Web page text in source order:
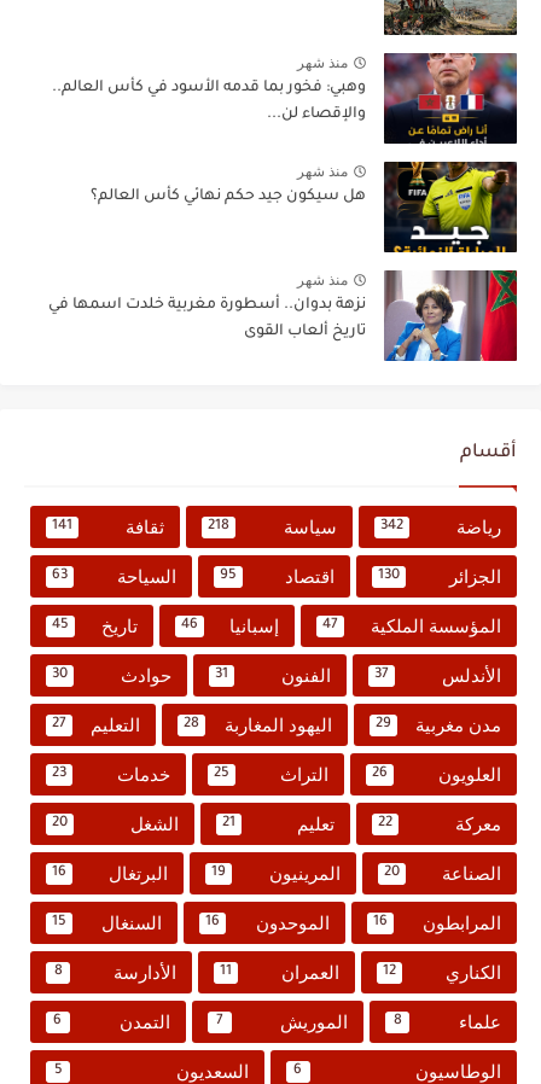
منذ شهر
وهبي: فخور بما قدمه الأسود في كأس العالم..
والإقصاء لن...
منذ شهر
هل سيكون جيد حكم نهائي كأس العالم؟
منذ شهر
نزهة بدوان.. أسطورة مغربية خلدت اسمها في
تاريخ ألعاب القوى
أقسام
رياضة 342 سياسة 218 ثقافة 141
الجزائر 130 اقتصاد 95 السياحة 63
المؤسسة الملكية 47 إسبانيا 46 تاريخ 45
الأندلس 37 الفنون 31 حوادث 30
مدن مغربية 29 اليهود المغاربة 28 التعليم 27
العلويون 26 التراث 25 خدمات 23
معركة 22 تعليم 21 الشغل 20
الصناعة 20 المرينيون 19 البرتغال 16
المرابطون 16 الموحدون 16 السنغال 15
الكناري 12 العمران 11 الأدارسة 8
علماء 8 الموريش 7 التمدن 6
الوطاسيون 6 السعديون 5